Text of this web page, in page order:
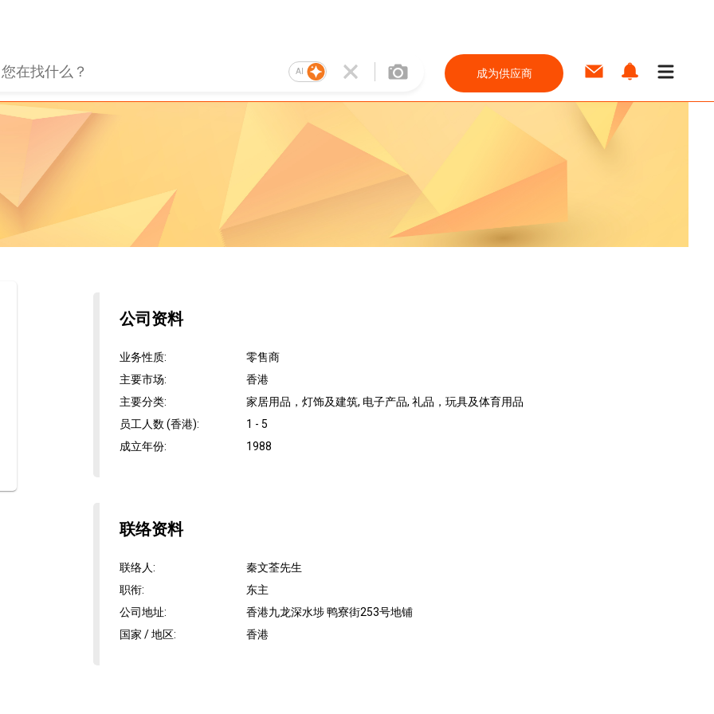
AI 成为供应商
公司资料
业务性质:
零售商
主要市场:
香港
主要分类:
家居用品，灯饰及建筑, 电子产品, 礼品，玩具及体育用品
员工人数 (香港):
1 - 5
成立年份: 1988
联络资料
联络人:
秦文荃先生
职衔:
东主
公司地址:
香港九龙深水埗 鸭寮街253号地铺
国家 / 地区: 香港